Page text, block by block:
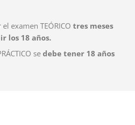
examen TEÓRICO tres meses
los 18 años.
se debe tener 18 años